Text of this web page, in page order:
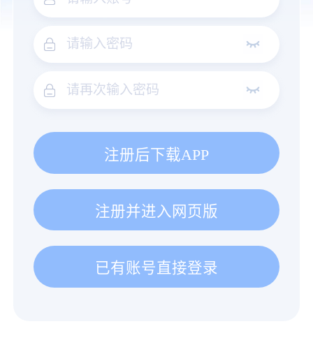
注册后下载APP
注册并进入网页版
已有账号直接登录